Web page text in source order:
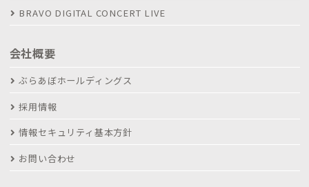
BRAVO DIGITAL CONCERT LIVE
会社概要
ぶらあぼホールディングス
採用情報
情報セキュリティ基本方針
お問い合わせ